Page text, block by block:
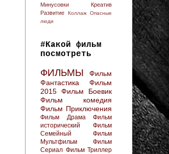
Минусовки
Креатив
Развитие
Коллаж Опасные
люди
#Какой фильм
посмотреть
ФИЛЬМЫ
Фильм
Фантастика
Фильм
2015 Фильм Боевик
Фильм комедия
Фильм Приключения
Фильм Драма
Фильм
исторический
Фильм
Семейный
Фильм
Мультфильм
Фильм
Сериал Фильм Триллер